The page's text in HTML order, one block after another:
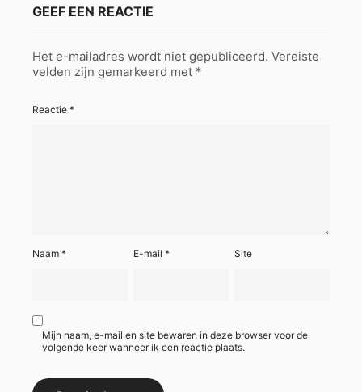
GEEF EEN REACTIE
Het e-mailadres wordt niet gepubliceerd. Vereiste
velden zijn gemarkeerd met *
Reactie *
Naam * E-mail* Site
Mijn naam, e-mail en site bewaren in deze browser voor de
volgende keer wanneer ik een reactie plaats.